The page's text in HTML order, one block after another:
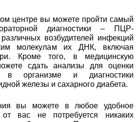
центре вы можете пройти самый
диагностики – ПЦР-
возбудителей инфекций
молекулам их ДНК, включая
Кроме того, в медицинскую
сдать анализы для оценки
в организме и диагностики
железы и сахарного диабета.
вы можете в любое удобное
вас не потребуется никаких